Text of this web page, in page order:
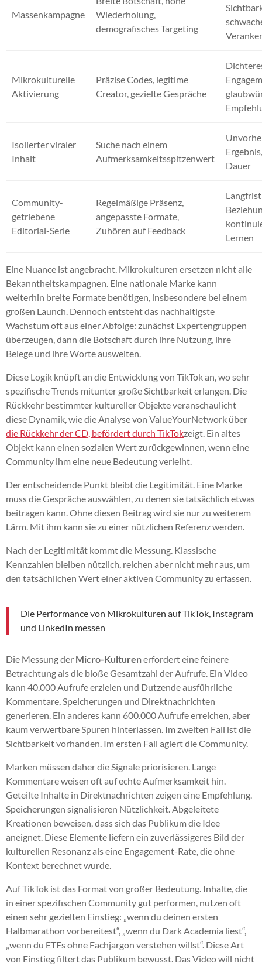
Massenkampagne
Wiederholung,
demografisches Targeting
Mikrokulturelle
Aktivierung
Präzise Codes, legitime
Creator, gezielte Gespräche
Isolierter viraler
Inhalt
Suche nach einem
Aufmerksamkeitsspitzenwert
Dauer
Community-
getriebene
Editorial-Serie
Regelmäßige Präsenz,
angepasste Formate,
Zuhören auf Feedback
Lernen
Eine Nuance ist angebracht. Mikrokulturen ersetzen nicht alle
Bekanntheitskampagnen. Eine nationale Marke kann
weiterhin breite Formate benötigen, insbesondere bei einem
großen Launch. Dennoch entsteht das nachhaltigste
Wachstum oft aus einer Abfolge: zunächst Expertengruppen
überzeugen, dann die Botschaft durch ihre Nutzung, ihre
Belege und ihre Worte ausweiten.
Diese Logik knüpft an die Entwicklung von TikTok an, wo sehr
spezifische Trends mitunter große Sichtbarkeit erlangen. Die
Rückkehr bestimmter kultureller Objekte veranschaulicht
diese Dynamik, wie die Analyse von ValueYourNetwork über
die Rückkehr der CD, befördert durch TikTokzeigt. Ein altes
Objekt kann einen sozialen Wert zurückgewinnen, wenn eine
Community ihm eine neue Bedeutung verleiht.
Der entscheidende Punkt bleibt die Legitimität. Eine Marke
muss die Gespräche auswählen, zu denen sie tatsächlich etwas
beitragen kann. Ohne diesen Beitrag wird sie nur zu weiterem
Lärm. Mit ihm kann sie zu einer nützlichen Referenz werden.
Nach der Legitimität kommt die Messung. Klassische
Kennzahlen bleiben nützlich, reichen aber nicht mehr aus, um
den tatsächlichen Wert einer aktiven Community zu erfassen.
Die Performance von Mikrokulturen auf TikTok, Instagram
und LinkedIn messen
Die Messung der Micro-Kulturenerfordert eine feinere
Betrachtung als die bloße Gesamtzahl der Aufrufe. Ein Video
kann 40.000 Aufrufe erzielen und Dutzende ausführliche
Kommentare, Speicherungen und Direktnachrichten
generieren. Ein anderes kann 600.000 Aufrufe erreichen, aber
kaum verwertbare Spuren hinterlassen. Im zweiten Fall ist die
Sichtbarkeit vorhanden. Im ersten Fall agiert die Community.
Marken müssen daher die Signale priorisieren. Lange
Kommentare weisen oft auf echte Aufmerksamkeit hin.
Geteilte Inhalte in Direktnachrichten zeigen eine Empfehlung.
Speicherungen signalisieren Nützlichkeit. Abgeleitete
Kreationen beweisen, dass sich das Publikum die Idee
aneignet. Diese Elemente liefern ein zuverlässigeres Bild der
kulturellen Resonanz als eine Engagement-Rate, die ohne
Kontext berechnet wurde.
Auf TikTok ist das Format von großer Bedeutung. Inhalte, die
in einer spezifischen Community gut performen, nutzen oft
einen sehr gezielten Einstieg: „wenn du deinen ersten
Halbmarathon vorbereitest“, „wenn du Dark Academia liest“,
„wenn du ETFs ohne Fachjargon verstehen willst“. Diese Art
von Einstieg filtert das Publikum bewusst. Das Video will nicht